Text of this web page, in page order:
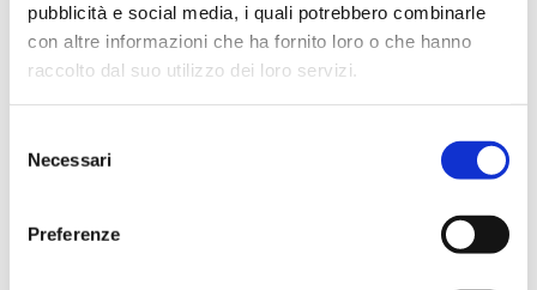
pubblicità e social media, i quali potrebbero combinarle
con altre informazioni che ha fornito loro o che hanno
raccolto dal suo utilizzo dei loro servizi.
delNecessari
Preferenze